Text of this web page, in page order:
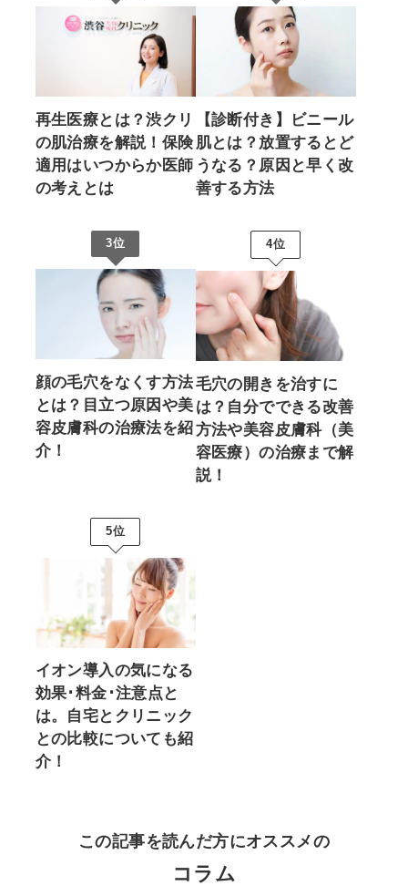
再生医療とは？渋クリ
の肌治療を解説！保険
適用はいつからか医師
の考えとは
【診断付き】ビニール
肌とは？放置するとど
うなる？原因と早く改
善する方法
3位
顔の毛穴をなくす方法
とは？目立つ原因や美
容皮膚科の治療法を紹
介！
4位
毛穴の開きを治すに
は？自分でできる改善
方法や美容皮膚科（美
容医療）の治療まで解
説！
5位
イオン導入の気になる
効果･料金･注意点と
は。自宅とクリニック
との比較についても紹
介！
この記事を読んだ方にオススメの
コラム